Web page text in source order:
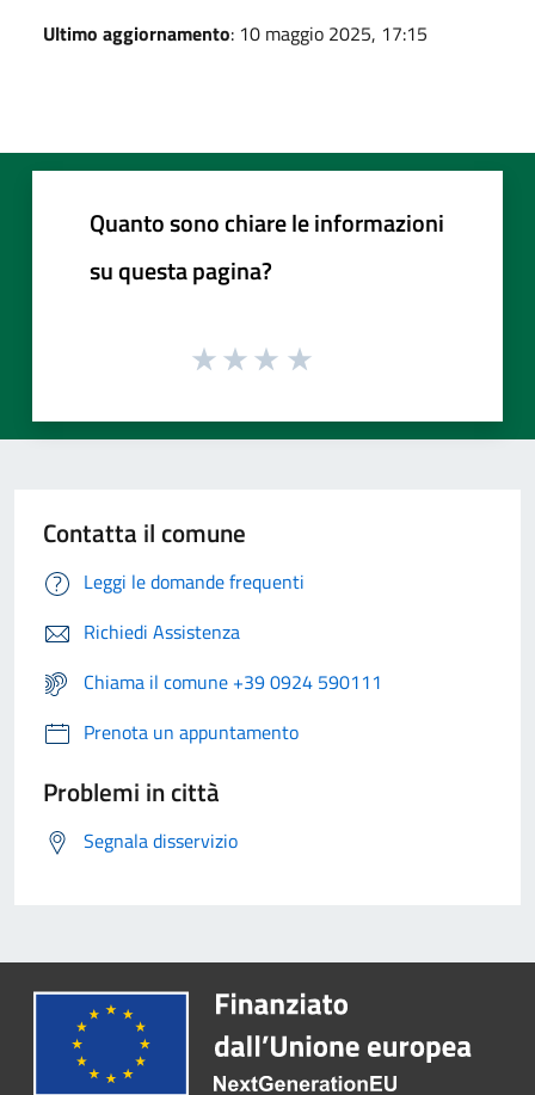
Ultimo aggiornamento: 10 maggio 2025, 17:15
Quanto sono chiare le informazioni
su questa pagina?
Contatta il comune
Leggi le domande frequenti
Richiedi Assistenza
Chiama il comune +39 0924 590111
Prenota un appuntamento
Problemi in città
Segnala disservizio